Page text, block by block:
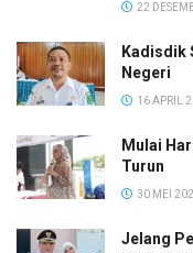
22
Kadisdik
Negeri
16 APRIL
Mulai
Turun
30 MEI
Jelang